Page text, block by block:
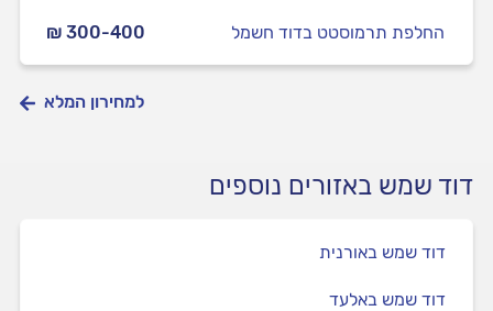
₪ 300-400 החלפת תרמוסטט בדוד חשמל
למחירון המלא
דוד שמש באזורים נוספים
דוד שמש באורנית
דוד שמש באלעד